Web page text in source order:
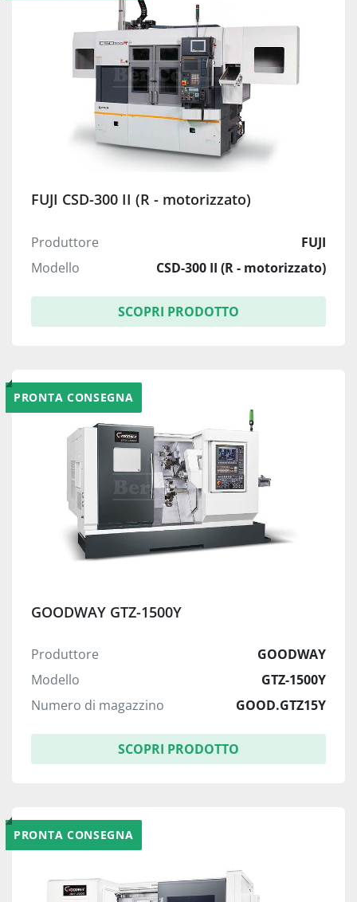
FUJI CSD-300 II (R - motorizzato)
Produttore
FUJI
Modello
CSD-300 II (R - motorizzato)
SCOPRI PRODOTTO
PRONTA CONSEGNA
GOODWAY GTZ-1500Y
Produttore
GOODWAY
Modello
GTZ-1500Y
Numero di magazzino
GOOD.GTZ15Y
SCOPRI PRODOTTO
PRONTA CONSEGNA